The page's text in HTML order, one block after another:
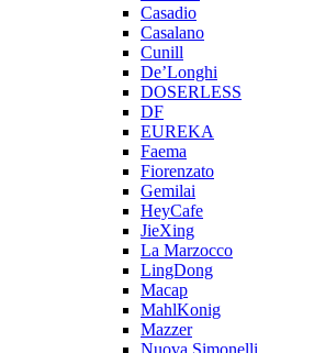
Casadio
Casalano
Cunill
De’Longhi
DOSERLESS
DF
EUREKA
Faema
Fiorenzato
Gemilai
HeyCafe
JieXing
La Marzocco
LingDong
Macap
MahlKonig
Mazzer
Nuova Simonelli